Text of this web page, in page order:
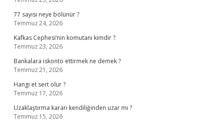
77 sayısı neye bölünür ?
Temmuz 24, 2026
Kafkas Cephesi’nin komutanı kimdir ?
Temmuz 23, 2026
Bankalara iskonto ettirmek ne demek ?
Temmuz 21, 2026
Hangi et sert olur ?
Temmuz 17, 2026
Uzaklaştırma kararı kendiliğinden uzar mı ?
Temmuz 15, 2026